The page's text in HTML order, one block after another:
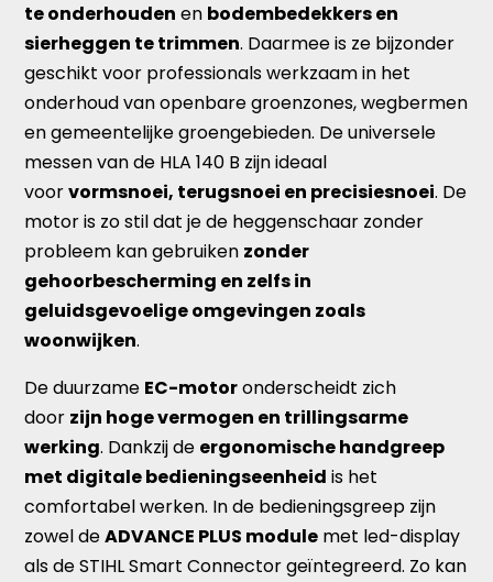
te onderhouden en bodembedekkers en
sierheggen te trimmen. Daarmee is ze bijzonder
geschikt voor professionals werkzaam in het
onderhoud van openbare groenzones, wegbermen
en gemeentelijke groengebieden. De universele
messen van de HLA 140 B zijn ideaal
voorvormsnoei, terugsnoei en precisiesnoei. De
motor is zo stil dat je de heggenschaar zonder
probleem kan gebruiken zonder
gehoorbescherming en zelfs in
geluidsgevoelige omgevingen zoals
woonwijken.
De duurzame EC-motoronderscheidt zich
door zijn hoge vermogen en trillingsarme
werking. Dankzij de ergonomische handgreep
met digitale bedieningseenheid is het
comfortabel werken. In de bedieningsgreep zijn
zowel deADVANCE PLUS module met led-display
als de STIHL Smart Connector geïntegreerd. Zo kan